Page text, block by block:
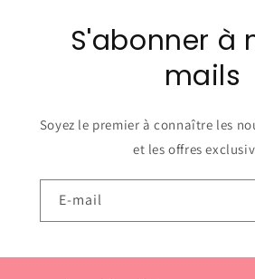
S'abonner à
mails
Soyez le premier à connaître les
et les offres
E-mail